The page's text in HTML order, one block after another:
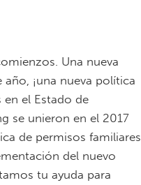
Una nueva
¡una nueva política
el Estado de
se unieron en el 2017
de permisos familiares
del nuevo
tu ayuda para